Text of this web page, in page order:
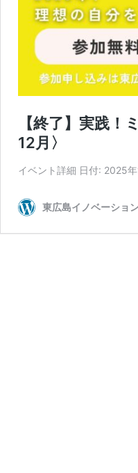
【終了】実践
12月〉
イベント詳細 日付: 2025
東広島イノベーショ